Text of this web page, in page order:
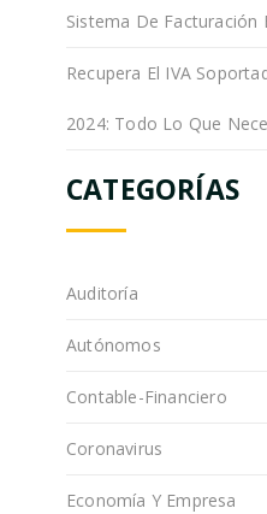
Sistema De Facturación
Recupera El IVA
2024: Todo Lo Que
CATEGORÍAS
Auditoría
Autónomos
Contable-Financiero
Coronavirus
Economía Y Empresa